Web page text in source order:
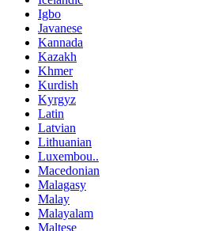
Igbo
Javanese
Kannada
Kazakh
Khmer
Kurdish
Kyrgyz
Latin
Latvian
Lithuanian
Luxembou..
Macedonian
Malagasy
Malay
Malayalam
Maltese